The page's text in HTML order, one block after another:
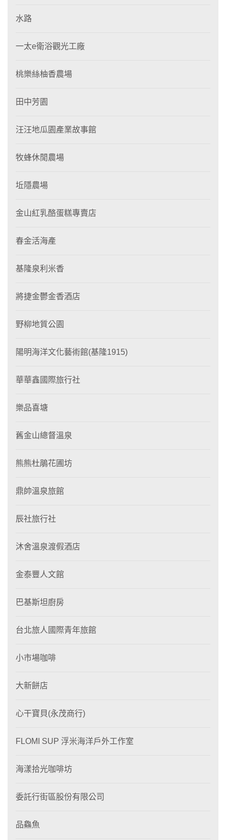
水路
一太e衛浴觀光工廠
桃樂絲柚香農場
田中芳園
汪汪地瓜園產業故事館
牧蜂休閒農場
坵隱農場
金山紅乳酪蛋糕專賣店
春金活海產
基隆泉利米香
將捷金鬱金香酒店
野柳地質公園
陽明海洋文化藝術館(基隆1915)
華華鑫國際旅行社
樂品喜塘
舊金山總督溫泉
熊熊杜鵑花圃坊
鼎帥溫泉旅館
辰社旅行社
沐舍溫泉渡假酒店
金泰豐人文館
巴基斯坦廚房
台北旅人國際青年旅館
小市場咖啡
大新餅店
心干寶貝(永茂商行)
FLOMI SUP 浮米海洋戶外工作室
海漾拾光咖啡坊
委託行街區股份有限公司
品鱻魚